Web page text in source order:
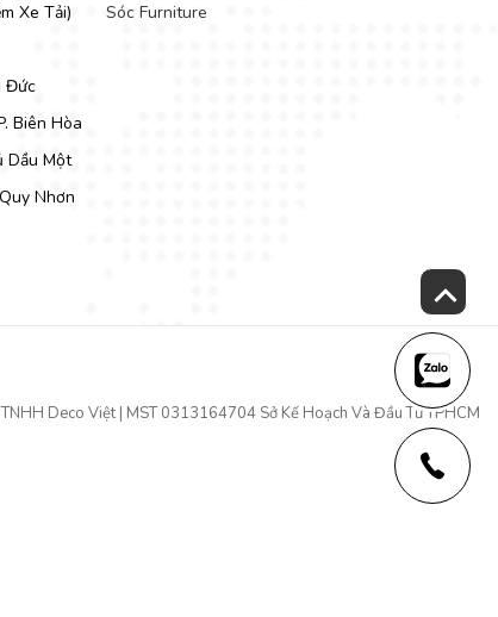
và 6 ghế nệm cao cấp chắc chắn sẽ làm quý khách hài
Xe Tải)
Đức
Biên Hòa
Dầu Một
Nhơn
Sóc Furniture
Deco Việt | MST 0313164704 Sở Kế Hoạch Và Đầu Tư TPHCM